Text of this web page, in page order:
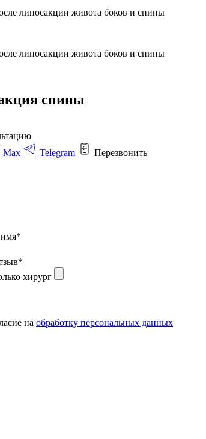
липосакции живота боков и спины
липосакции живота боков и спины
спины
Max Telegram
Перезвонить
*
*
хирург
на обработку персональных данных